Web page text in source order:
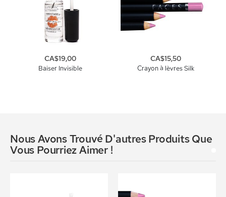
Baiser Invisible
CA$19,00
Crayon à lèvres Silk
CA$15,50
Nous Avons Trouvé D'autres Produits Que
Vous Pourriez Aimer !